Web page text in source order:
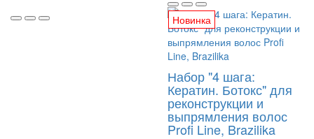
Новинка
Набор "4 шага:
Кератин. Ботокс" для
реконструкции и
выпрямления волос
Profi Line, Brazilika